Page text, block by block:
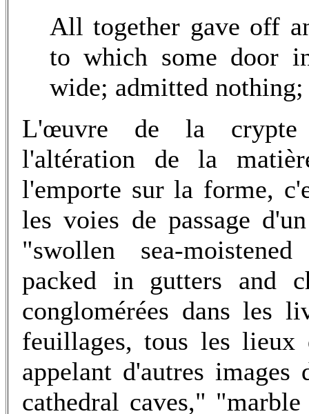
All together gave off
to which some door
wide; admitted
L'œuvre de la crypte
l'altération de la
l'emporte sur la forme,
les voies de passage
"swollen sea-
packed in gutters and
conglomérées dans les
feuillages, tous les lieux
appelant d'autres
cathedral caves,"